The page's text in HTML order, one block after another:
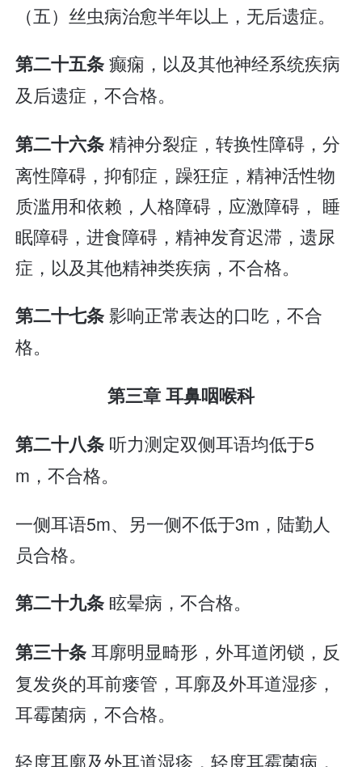
（五）丝虫病治愈半年以上，无后遗症。
第二十五条癫痫，以及其他神经系统疾病
及后遗症，不合格。
第二十六条精神分裂症，转换性障碍，分
离性障碍，抑郁症，躁狂症，精神活性物
质滥用和依赖，人格障碍，应激障碍， 睡
眠障碍，进食障碍，精神发育迟滞，遗尿
症，以及其他精神类疾病，不合格。
第二十七条影响正常表达的口吃，不合
格。
第三章 耳鼻咽喉科
第二十八条 听力测定双侧耳语均低于5
m，不合格。
一侧耳语5m、另一侧不低于3m，陆勤人
员合格。
第二十九条 眩晕病，不合格。
第三十条耳廓明显畸形，外耳道闭锁，反
复发炎的耳前瘘管，耳廓及外耳道湿疹，
耳霉菌病，不合格。
轻度耳廓及外耳道湿疹，轻度耳霉菌病，